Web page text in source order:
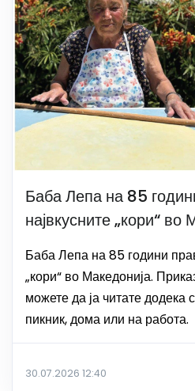
Баба Лепа на 85
највкусните „кори“ во
Баба Лепа на 85 години
„кори“ во Македонија.
можете да ја читате додека
пикник, дома или на работа.
30.07.2026 12:40